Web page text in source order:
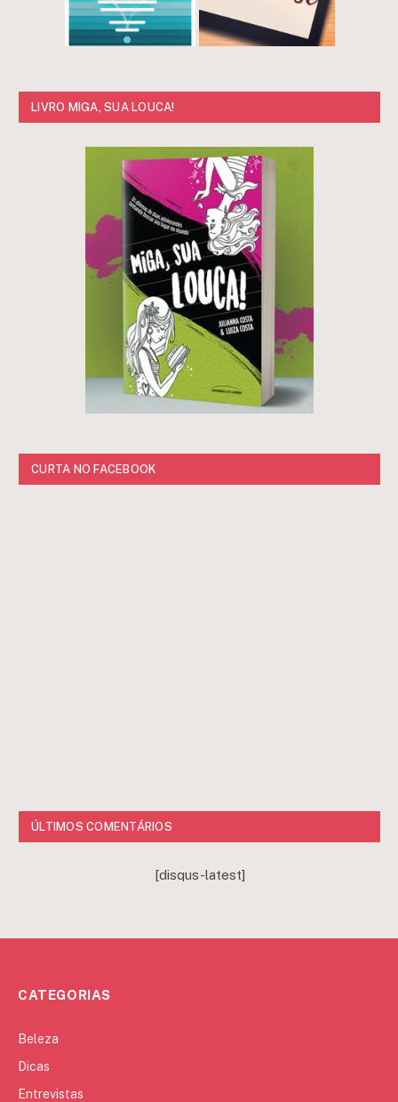
LIVRO MIGA, SUA LOUCA!
CURTA NO FACEBOOK
ÚLTIMOS COMENTÁRIOS
[disqus-latest]
CATEGORIAS
Beleza
Dicas
Entrevistas